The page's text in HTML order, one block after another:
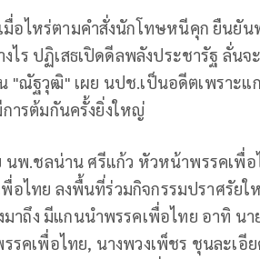
อไหร่ตามคำสั่งนักโทษหนีคุก ยืนยัน
ไร ปฏิเสธเปิดดีลพลังประชารัฐ ลั่นจ
"ณัฐวุฒิ" เผย นปช.เป็นอดีตเพราะแ
ารต้มกันครั้งยิ่งใหญ่
นพ.ชลน่าน ศรีแก้ว หัวหน้าพรรคเพื่
อไทย ลงพื้นที่ร่วมกิจกรรมปราศรัยใ
ถึง มีแกนนำพรรคเพื่อไทย อาทิ นา
รคเพื่อไทย, นางพวงเพ็ชร ชุนละเอี